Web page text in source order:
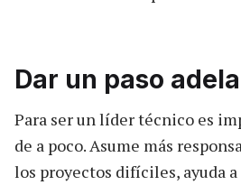
Dar un paso
Para ser un líder técnico es
de a poco. Asume más
los proyectos difíciles, ayuda